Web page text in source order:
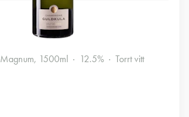
Magnum, 1500ml 12.5% Torrt vitt